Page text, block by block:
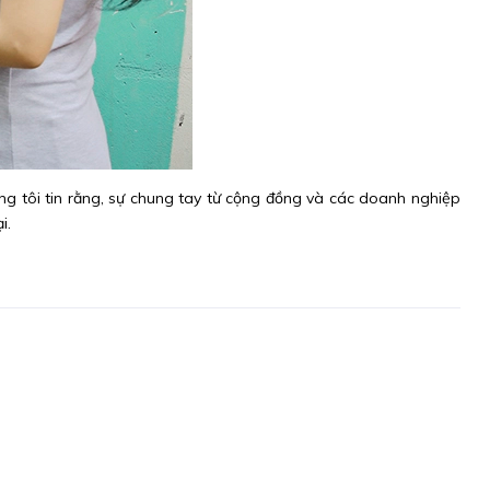
tôi tin rằng, sự chung tay từ cộng đồng và các doanh nghiệp